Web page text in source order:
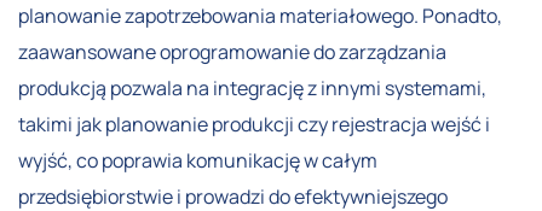
planowanie zapotrzebowania materiałowego. Ponadto,
zaawansowane oprogramowanie do zarządzania
produkcją pozwala na integrację z innymi systemami,
takimi jak planowanie produkcji czy rejestracja wejść i
wyjść, co poprawia komunikację w całym
przedsiębiorstwie i prowadzi do efektywniejszego